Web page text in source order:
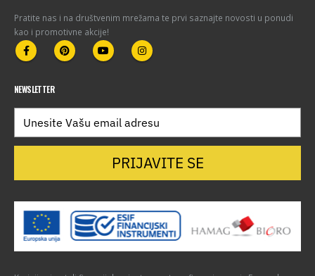
Pratite nas i na društvenim mrežama te prvi saznajte novosti u ponudi
kao i promotivne akcije!
NEWSLETTER
PRIJAVITE SE